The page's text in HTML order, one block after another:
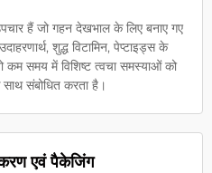
हैं जो गहन देखभाल के लिए बनाए गए
शुद्ध विटामिन, पेप्टाइड्स के
समय में विशिष्ट त्वचा समस्याओं को
संबोधित करता है।
एवं पैकेजिंग